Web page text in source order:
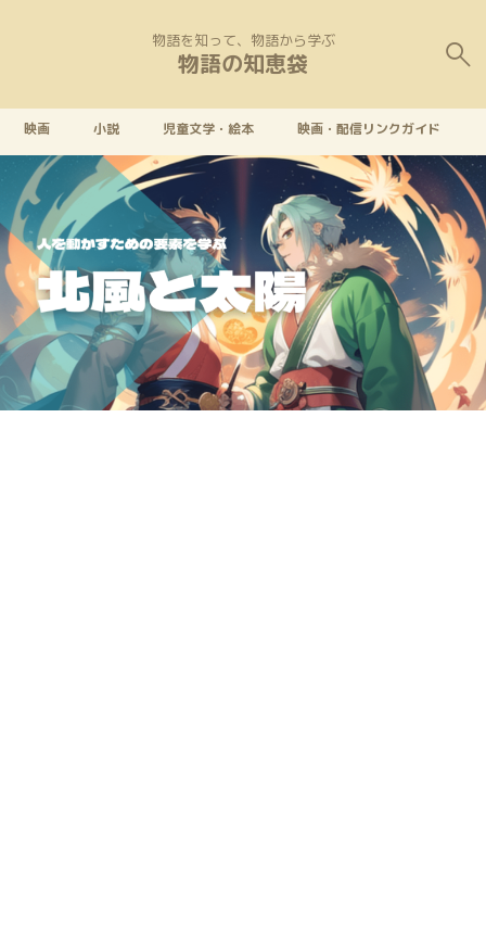
物語を知って、物語から学ぶ
物語の知恵袋
映画 小説 児童文学・絵本 映画・配信リンクガイド